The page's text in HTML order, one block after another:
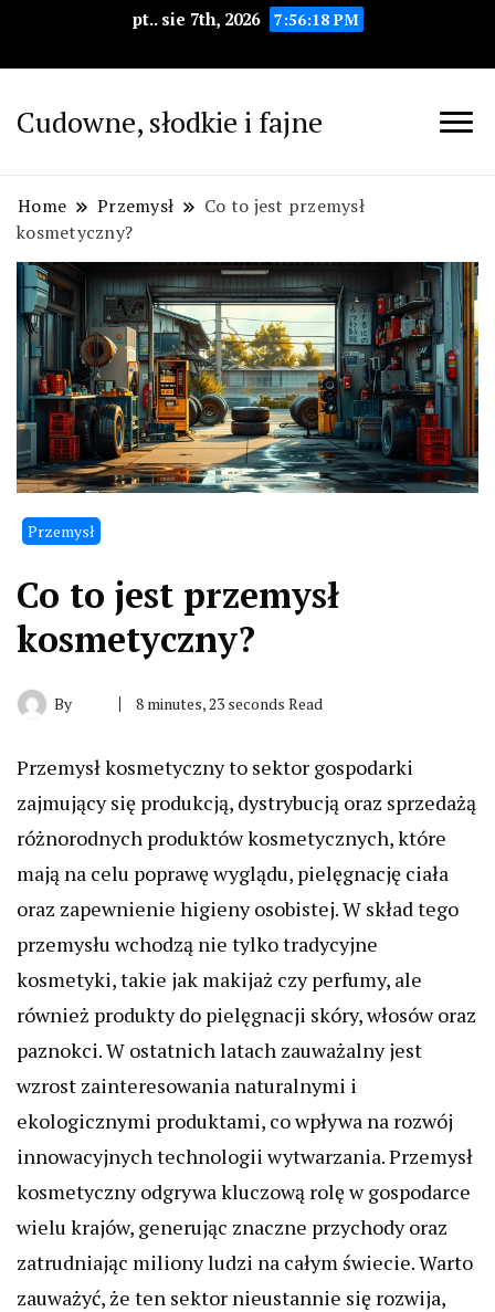
pt.. sie 7th, 2026 7:56:19 PM
Cudowne, słodkie i fajne
Home Przemysł
Co to jest przemysł
kosmetyczny?
Przemysł
Co to jest przemysł
kosmetyczny?
By 8 minutes, 23 seconds Read
Przemysł kosmetyczny to sektor gospodarki
zajmujący się produkcją, dystrybucją oraz sprzedażą
różnorodnych produktów kosmetycznych, które
mają na celu poprawę wyglądu, pielęgnację ciała
oraz zapewnienie higieny osobistej. W skład tego
przemysłu wchodzą nie tylko tradycyjne
kosmetyki, takie jak makijaż czy perfumy, ale
również produkty do pielęgnacji skóry, włosów oraz
paznokci. W ostatnich latach zauważalny jest
wzrost zainteresowania naturalnymi i
ekologicznymi produktami, co wpływa na rozwój
innowacyjnych technologii wytwarzania. Przemysł
kosmetyczny odgrywa kluczową rolę w gospodarce
wielu krajów, generując znaczne przychody oraz
zatrudniając miliony ludzi na całym świecie. Warto
zauważyć, że ten sektor nieustannie się rozwija,